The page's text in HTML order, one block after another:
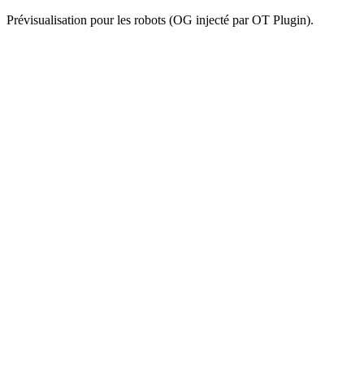
Prévisualisation pour les robots (OG injecté par OT Plugin).